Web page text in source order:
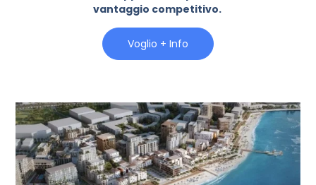
vantaggio competitivo.
Voglio + Info